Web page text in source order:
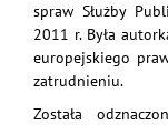
spraw Służby
2011 r. Była
europejskiego
zatrudnieniu.
Została